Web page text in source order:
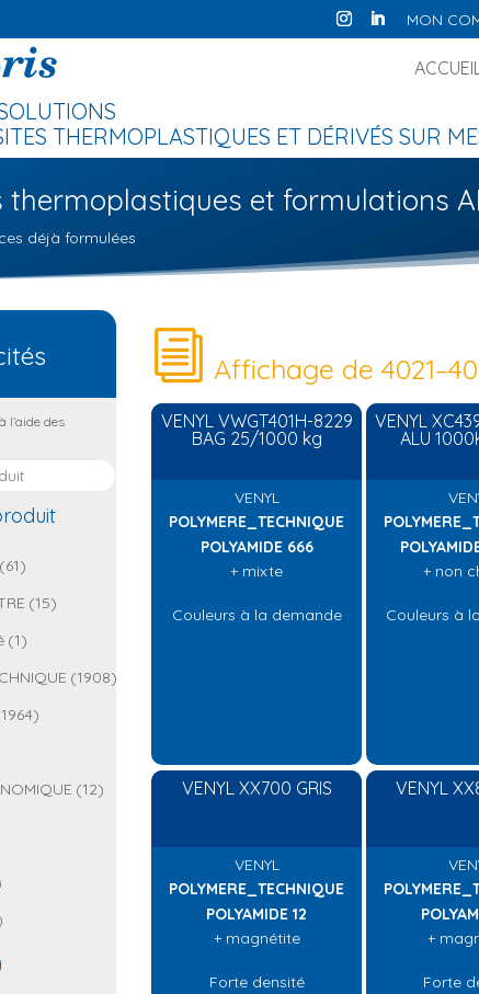
MON
THERMOPLASTIQUES ET DÉRIVÉS SUR
thermoplastiques et formulations
déjà formulées
l’aide des
(61)
(15)
(1)
(1908)
(12)
Affichage de
VENYL VWGT401H-8229
BAG 25/1000 kg
VENYL
POLYMERE_TECHNIQUE
POLYAMIDE 666
+ mixte
Couleurs à la demande
VENYL
ALU
+ non
Couleurs à
VENYL XX700 GRIS
VENYL
POLYMERE_TECHNIQUE
POLYAMIDE 12
+ magnétite
Forte densité
VENYL
+
Forte